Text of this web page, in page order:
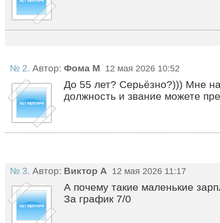
№ 2. Автор: Фома М 12 мая 2026 10:52
До 55 лет? Серьёзно?))) Мне
должность и звание можете
№ 3. Автор: Виктор А 12 мая 2026 11:17
А почему такие маленькие
За график 7/0